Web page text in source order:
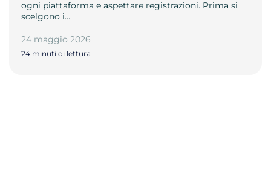
ogni piattaforma e aspettare registrazioni. Prima si
scelgono i…
24 maggio 2026
24 minuti di lettura